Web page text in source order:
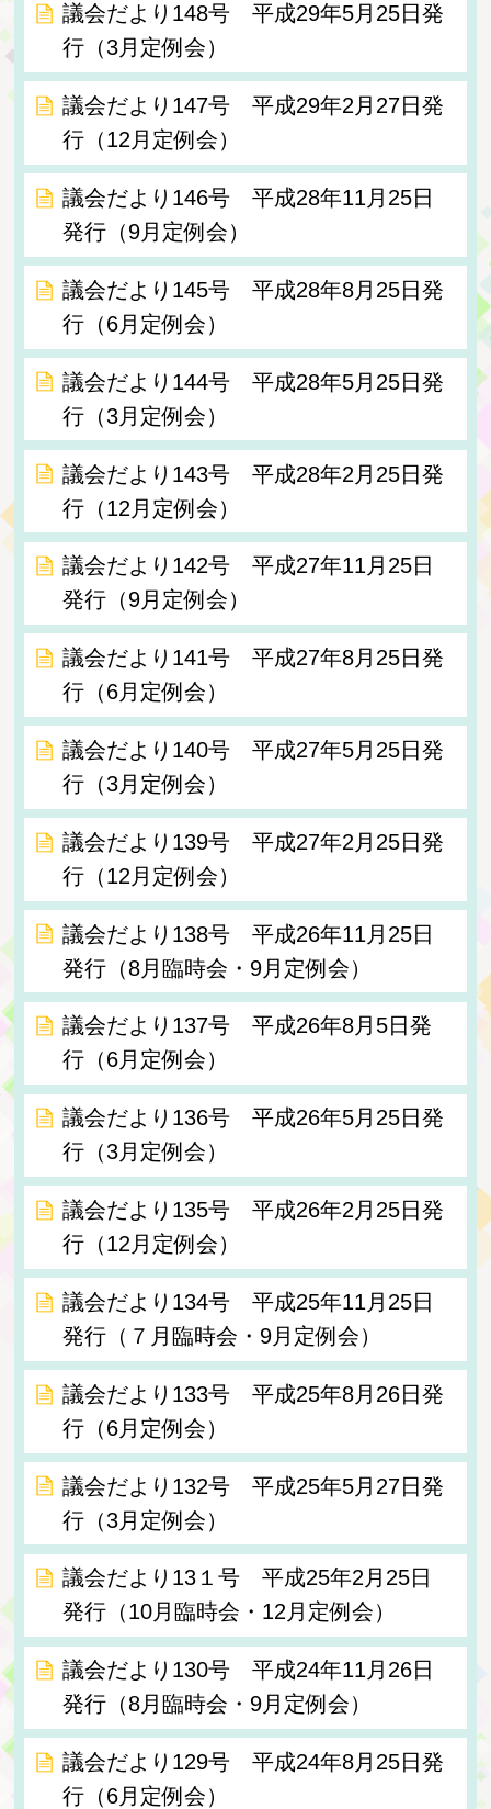
議会だより148号 平成29年5月25日発
行（3月定例会）
議会だより147号 平成29年2月27日発
行（12月定例会）
議会だより146号 平成28年11月25日
発行（9月定例会）
議会だより145号 平成28年8月25日発
行（6月定例会）
議会だより144号 平成28年5月25日発
行（3月定例会）
議会だより143号 平成28年2月25日発
行（12月定例会）
議会だより142号 平成27年11月25日
発行（9月定例会）
議会だより141号 平成27年8月25日発
行（6月定例会）
議会だより140号 平成27年5月25日発
行（3月定例会）
議会だより139号 平成27年2月25日発
行（12月定例会）
議会だより138号 平成26年11月25日
発行（8月臨時会・9月定例会）
議会だより137号 平成26年8月5日発
行（6月定例会）
議会だより136号 平成26年5月25日発
行（3月定例会）
議会だより135号 平成26年2月25日発
行（12月定例会）
議会だより134号 平成25年11月25日
発行（７月臨時会・9月定例会）
議会だより133号 平成25年8月26日発
行（6月定例会）
議会だより132号 平成25年5月27日発
行（3月定例会）
議会だより13１号 平成25年2月25日
発行（10月臨時会・12月定例会）
議会だより130号 平成24年11月26日
発行（8月臨時会・9月定例会）
議会だより129号 平成24年8月25日発
行（6月定例会）